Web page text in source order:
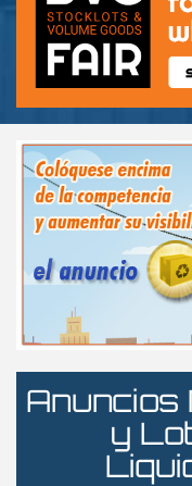
Anuncios
y